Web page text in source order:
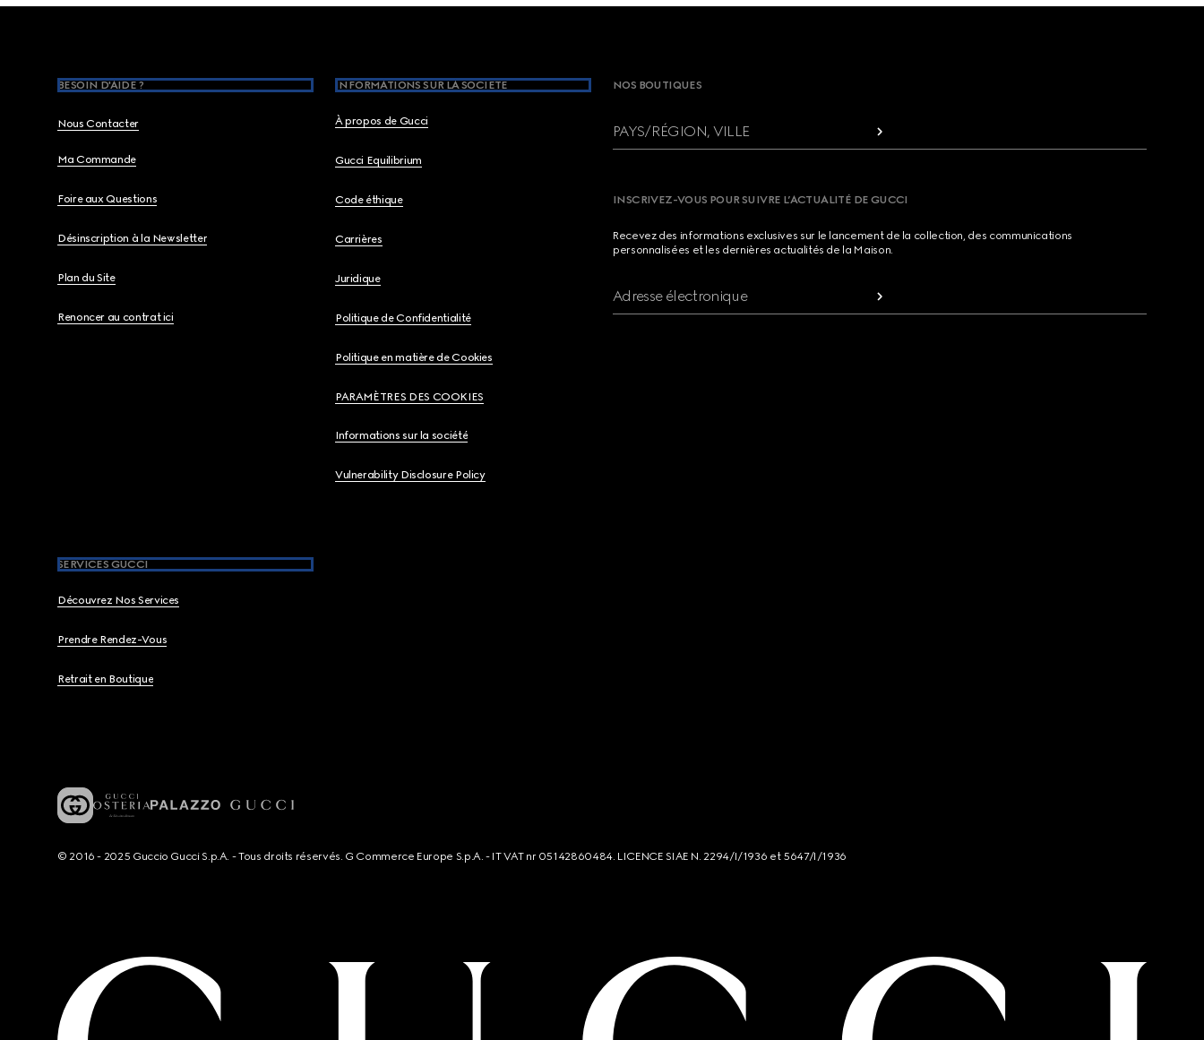
BESOIN D'AIDE ?
Nous Contacter
Ma Commande
Foire aux Questions
Désinscription à la Newsletter
Plan du Site
Renoncer au contrat ici
INFORMATIONS SUR LA SOCIETE
À propos de Gucci
Gucci Equilibrium
Code éthique
Carrières
Juridique
Politique de Confidentialité
Politique en matière de Cookies
PARAMÈTRES DES COOKIES
Informations sur la société
Vulnerability Disclosure Policy
SERVICES GUCCI
Découvrez Nos Services
Prendre Rendez-Vous
Retrait en Boutique
NOS BOUTIQUES
PAYS/RÉGION, VILLE
INSCRIVEZ-VOUS POUR SUIVRE L’ACTUALITÉ DE GUCCI
Recevez des informations exclusives sur le lancement de la collection, des communications
personnalisées et les dernières actualités de la Maison.
Adresse électronique
© 2016 - 2025 Guccio Gucci S.p.A. - Tous droits réservés. G Commerce Europe S.p.A. - IT VAT nr 05142860484. LICENCE SIAE N. 2294/I/1936 et 5647/I/1936